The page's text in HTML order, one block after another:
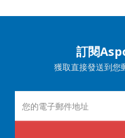
訂閱
獲取直接發送到您